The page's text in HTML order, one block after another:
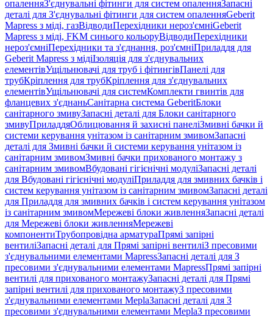
опаленняЗ'єднувальні фітинги для систем опаленняЗапасні
деталі для З'єднувальні фітинги для систем опаленняGeberit
Mapress з міді, газВідводиПерехідники нероз'ємніGeberit
Mapress з міді, FKM синього кольоруВідводиПерехідники
нероз'ємніПерехідники та з'єднання, роз'ємніПриладдя для
Geberit Mapress з мідіІзоляція для з'єднувальних
елементівУщільнювачі для труб і фітингівПанелі для
трубКріплення для трубКріплення для з'єднувальних
елементівУщільнювачі для системКомплекти гвинтів для
фланцевих з'єднаньСанітарна система GeberitБлоки
санітарного змивуЗапасні деталі для Блоки санітарного
змивуПриладдяОблицювання й захисні панеліЗмивні бачки й
системи керування унітазом із санітарним змивомЗапасні
деталі для Змивні бачки й системи керування унітазом із
санітарним змивомЗмивні бачки прихованого монтажу з
санітарним змивомВбудовані гігієнічні модуліЗапасні деталі
для Вбудовані гігієнічні модуліПриладдя для змивних бачків і
систем керування унітазом із санітарним змивомЗапасні деталі
для Приладдя для змивних бачків і систем керування унітазом
із санітарним змивомМережеві блоки живленняЗапасні деталі
для Мережеві блоки живленняМережеві
компонентиТрубопровідна арматураПрямі запірні
вентиліЗапасні деталі для Прямі запірні вентиліЗ пресовими
з'єднувальними елементами MapressЗапасні деталі для З
пресовими з'єднувальними елементами MapressПрямі запірні
вентилі для прихованого монтажуЗапасні деталі для Прямі
запірні вентилі для прихованого монтажуЗ пресовими
з'єднувальними елементами MeplaЗапасні деталі для З
пресовими з'єднувальними елементами MeplaЗ пресовими